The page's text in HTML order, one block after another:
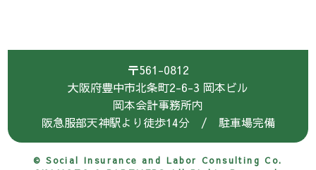
〒561-0812
大阪府豊中市北条町2-6-3 岡本ビル
岡本会計事務所内
阪急服部天神駅より徒歩14分 / 駐車場完備
© Social Insurance and Labor Consulting Co.